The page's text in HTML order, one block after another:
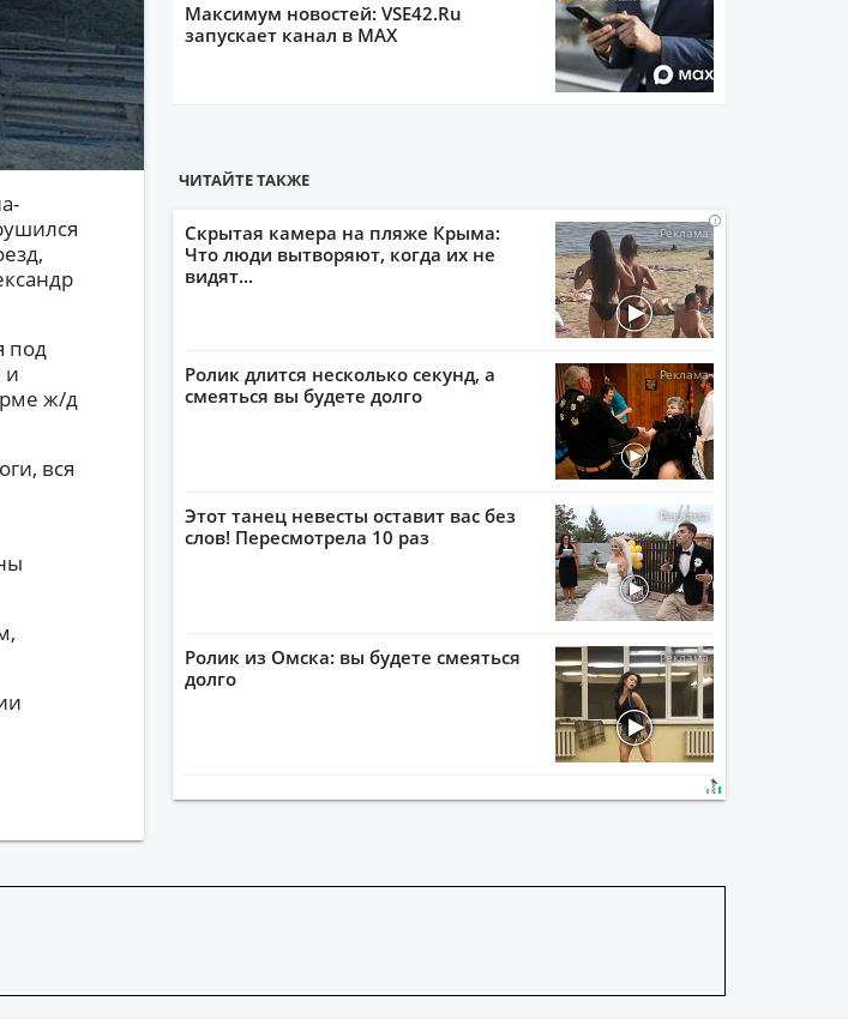
под
и
ж/д
вся
Максимум новостей: VSE42.Ru
запускает канал в MAX
ЧИТАЙТЕ ТАКЖЕ
i
Скрытая камера на пляже Крыма:
Что люди вытворяют, когда их не
видят...
i
Ролик длится несколько секунд, а
смеяться вы будете долго
i
Этот танец невесты оставит вас без
слов! Пересмотрела 10 раз
i
Ролик из Омска: вы будете смеяться
долго